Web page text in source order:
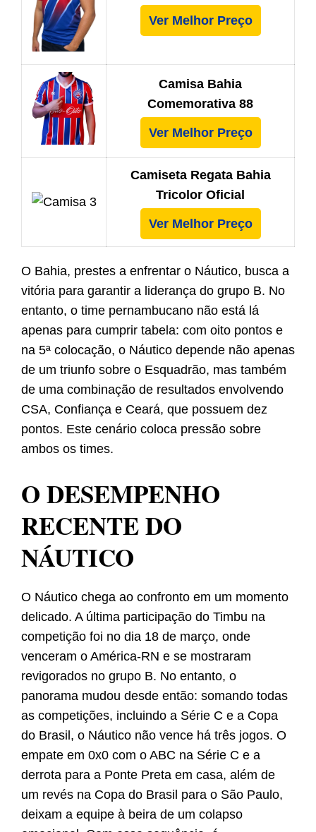
Ver Melhor Preço
Camisa Bahia
Comemorativa 88
Ver Melhor Preço
Camiseta Regata Bahia
Tricolor Oficial
Ver Melhor Preço
O Bahia, prestes a enfrentar o Náutico, busca a
vitória para garantir a liderança do grupo B. No
entanto, o time pernambucano não está lá
apenas para cumprir tabela: com oito pontos e
na 5ª colocação, o Náutico depende não apenas
de um triunfo sobre o Esquadrão, mas também
de uma combinação de resultados envolvendo
CSA, Confiança e Ceará, que possuem dez
pontos. Este cenário coloca pressão sobre
ambos os times.
O DESEMPENHO
RECENTE DO
NÁUTICO
O Náutico chega ao confronto em um momento
delicado. A última participação do Timbu na
competição foi no dia 18 de março, onde
venceram o América-RN e se mostraram
revigorados no grupo B. No entanto, o
panorama mudou desde então: somando todas
as competições, incluindo a Série C e a Copa
do Brasil, o Náutico não vence há três jogos. O
empate em 0x0 com o ABC na Série C e a
derrota para a Ponte Preta em casa, além de
um revés na Copa do Brasil para o São Paulo,
deixam a equipe à beira de um colapso